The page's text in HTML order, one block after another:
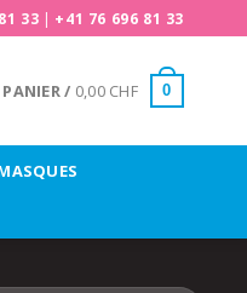
33 | +41 76 696 81 33
PANIER / 0,00 CHF 0